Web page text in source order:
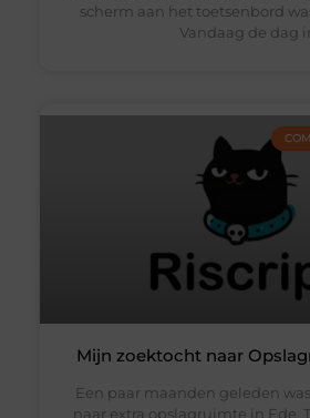
scherm aan het toetsenbord
Vandaag de dag
Mijn zoektocht naar
Een paar maanden geleden
naar extra opslagruimte in Ede.